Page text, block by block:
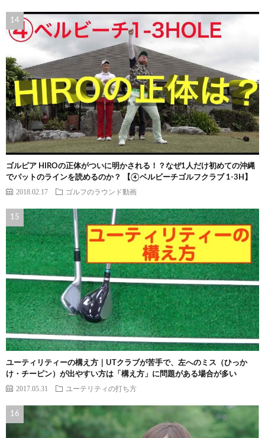
ゴルピア HIROの正体がついに明かされる！？なぜ1人だけ初めての沖縄
でパットのラインを読めるのか？ 【④ベルビーチゴルフクラブ 1-3H】
2018.02.17 ゴルフのラウンド動画
ユーティリティーの構え方｜UTクラブが苦手で、左へのミス（ひっか
け・チーピン）が出やすい方は「構え方」に問題がある場合が多い
2017.05.31 ユーテリティの打ち方